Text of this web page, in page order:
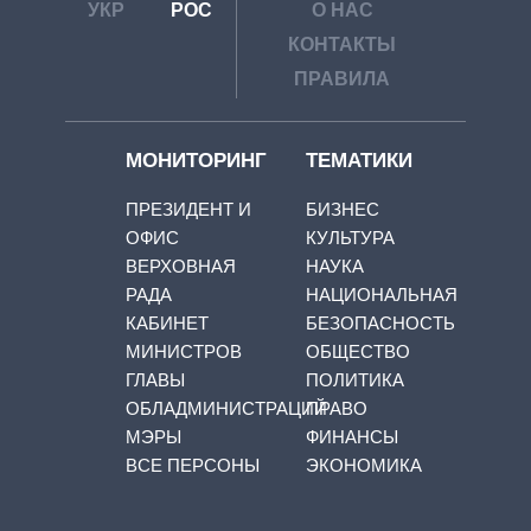
УКР РОС
О НАС
КОНТАКТЫ
ПРАВИЛА
МОНИТОРИНГ
ПРЕЗИДЕНТ И
ОФИС
ВЕРХОВНАЯ
РАДА
КАБИНЕТ
МИНИСТРОВ
ГЛАВЫ
ОБЛАДМИНИСТРАЦИЙ
МЭРЫ
ВСЕ ПЕРСОНЫ
ТЕМАТИКИ
БИЗНЕС
КУЛЬТУРА
НАУКА
НАЦИОНАЛЬНАЯ
БЕЗОПАСНОСТЬ
ОБЩЕСТВО
ПОЛИТИКА
ПРАВО
ФИНАНСЫ
ЭКОНОМИКА